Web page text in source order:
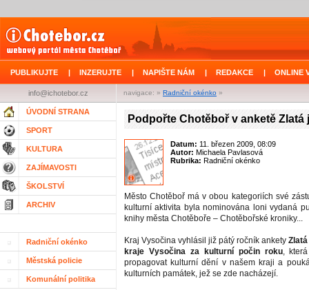
PUBLIKUJTE | INZERUJTE | NAPIŠTE NÁM | REDAKCE | ONLINE
navigace: » Radniční okénko »
info@ichotebor.cz
ÚVODNÍ STRANA
SPORT
KULTURA
ZAJÍMAVOSTI
ŠKOLSTVÍ
ARCHIV
Radniční okénko
Městská policie
Komunální politika
Podpořte Chotěboř v anketě Zlatá
Datum: 11. březen 2009, 08:09
Autor: Michaela Pavlasová
Rubrika: Radniční okénko
Město Chotěboř má v obou kategoriích své
kulturní aktivita byla nominována loni vydaná
knihy města Chotěboře – Chotěbořské kroniky...
Kraj Vysočina vyhlásil již pátý ročník ankety
kraje Vysočina za kulturní počin roku,
propagovat kulturní dění v našem kraji a
kulturních památek, jež se zde nacházejí.